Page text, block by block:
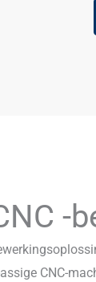
-
CNC-